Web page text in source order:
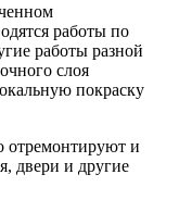
работы по
работы разной
слоя
покраску
отремонтируют и
двери и другие